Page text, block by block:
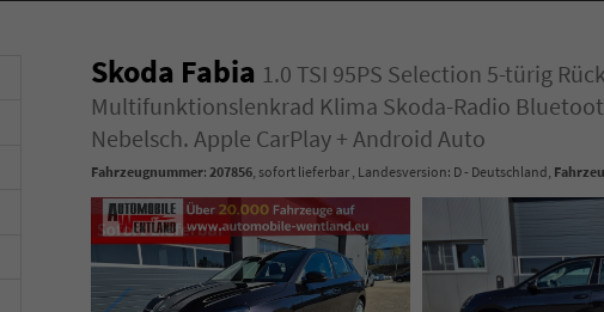
Skoda Fabia 1.0 TSI 95PS Selection 5-türig
Multifunktionslenkrad Klima Skoda-Radio
Nebelsch. Apple CarPlay + Android Auto
Fahrzeugnummer: 207856, sofort lieferbar, Landesversion: D - Deutschland,